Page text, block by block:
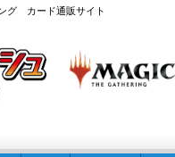
グ カード通販サイト